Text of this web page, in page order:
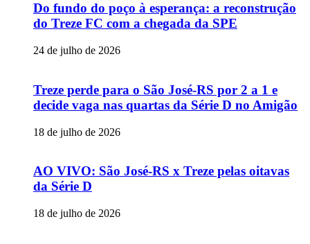
Do fundo do poço à esperança: a reconstrução
do Treze FC com a chegada da SPE
24 de julho de 2026
Treze perde para o São José-RS por 2 a 1 e
decide vaga nas quartas da Série D no Amigão
18 de julho de 2026
AO VIVO: São José-RS x Treze pelas oitavas
da Série D
18 de julho de 2026